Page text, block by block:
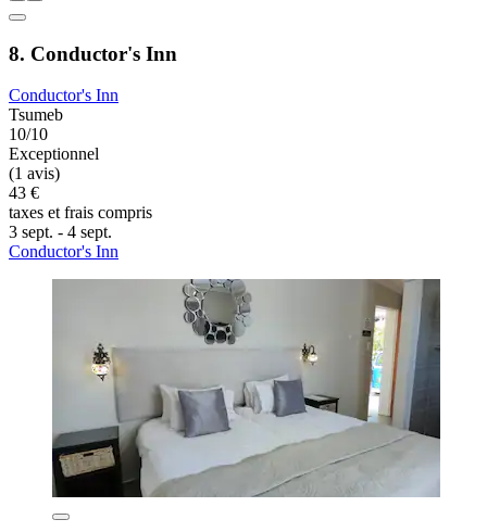
8. Conductor's Inn
Conductor's Inn
Tsumeb
10/10
Exceptionnel
(1 avis)
43 €
taxes et frais compris
3 sept. - 4 sept.
Conductor's Inn